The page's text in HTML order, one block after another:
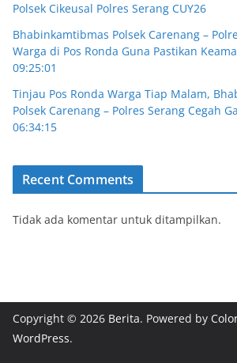
Polsek Cikeusal Polres Serang CUY26
Bhabinkamtibmas Polsek Carenang –
Warga di Pos Ronda Guna Pastikan
09:25:01
Tinjau Pos Ronda Warga Tiap Malam,
Polsek Carenang – Polres Serang Cegah
06:34:15
Recent Comments
Tidak ada komentar untuk ditampilkan.
Copyright © 2026 Berita. Powered by
WordPress.